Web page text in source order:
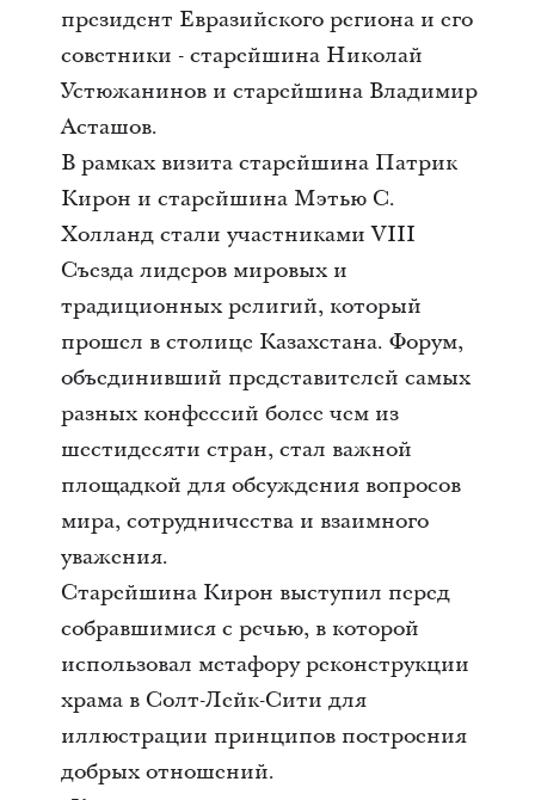
президент Евразийского региона и его
советники - старейшина Николай
Устюжанинов и старейшина Владимир
Асташов.
В рамках визита старейшина Патрик
Кирон и старейшина Мэтью С.
Холланд стали участниками VIII
Съезда лидеров мировых и
традиционных религий, который
прошел в столице Казахстана. Форум,
объединивший представителей самых
разных конфессий более чем из
шестидесяти стран, стал важной
площадкой для обсуждения вопросов
мира, сотрудничества и взаимного
уважения.
Старейшина Кирон выступил перед
собравшимися с речью, в которой
использовал метафору реконструкции
храма в Солт-Лейк-Сити для
иллюстрации принципов построения
добрых отношений.